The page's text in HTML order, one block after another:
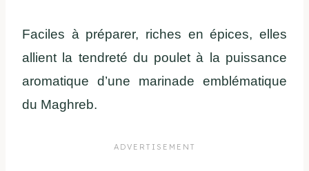
Faciles à préparer, riches en épices, elles
allient la tendreté du poulet à la puissance
aromatique d’une marinade emblématique
du Maghreb.